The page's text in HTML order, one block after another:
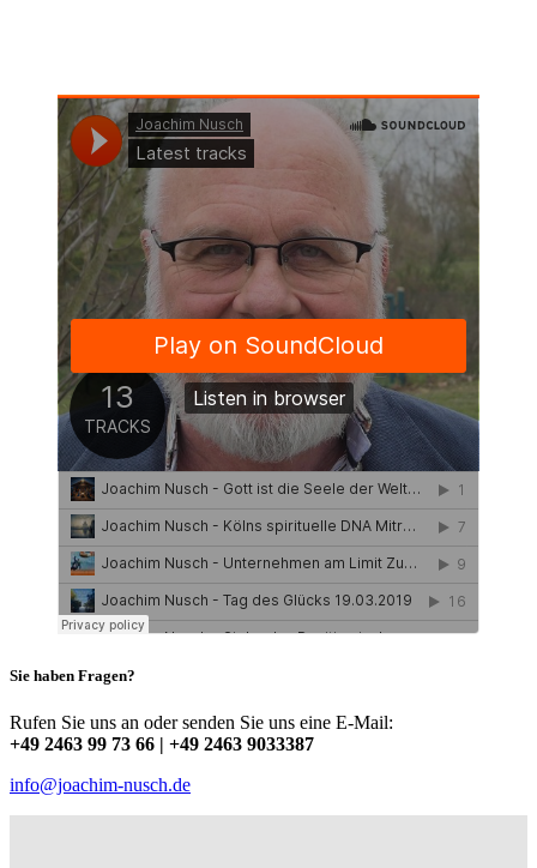
Sie haben Fragen?
Rufen Sie uns an oder senden Sie uns eine E-Mail:
+49 2463 99 73 66 | +49 2463 9033387
info@joachim-nusch.de